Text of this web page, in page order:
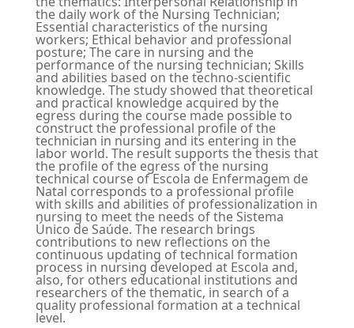
the daily work of the Nursing Technician;
Essential characteristics of the nursing
workers; Ethical behavior and professional
posture; The care in nursing and the
performance of the nursing technician; Skills
and abilities based on the techno-scientific
knowledge. The study showed that theoretical
and practical knowledge acquired by the
egress during the course made possible to
construct the professional profile of the
technician in nursing and its entering in the
labor world. The result supports the thesis that
the profile of the egress of the nursing
technical course of Escola de Enfermagem de
Natal corresponds to a professional profile
with skills and abilities of professionalization in
nursing to meet the needs of the Sistema
Único de Saúde. The research brings
contributions to new reflections on the
continuous updating of technical formation
process in nursing developed at Escola and,
also, for others educational institutions and
researchers of the thematic, in search of a
quality professional formation at a technical
level.